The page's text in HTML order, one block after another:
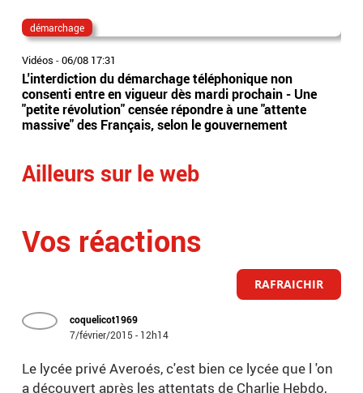
démarchage
Vidéos -06/08 17:31
L'interdiction du démarchage téléphonique non
consenti entre en vigueur dès mardi prochain - Une
"petite révolution" censée répondre à une "attente
massive" des Français, selon le gouvernement
Ailleurs sur le web
Vos réactions
RAFRAICHIR
coquelicot1969
7/février/2015 - 12h14
Le lycée privé Averoés, c'est bien ce lycée que l 'on
a découvert après les attentats de Charlie Hebdo,